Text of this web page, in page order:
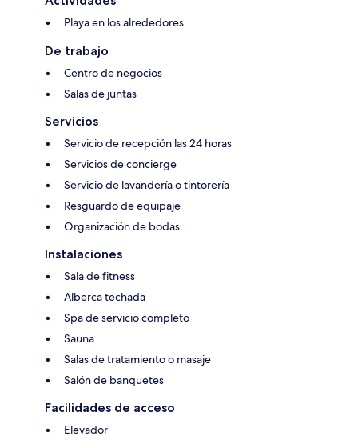
Playa en los alrededores
De trabajo
Centro de negocios
Salas de juntas
Servicios
Servicio de recepción las 24 horas
Servicios de concierge
Servicio de lavandería o tintorería
Resguardo de equipaje
Organización de bodas
Instalaciones
Sala de fitness
Alberca techada
Spa de servicio completo
Sauna
Salas de tratamiento o masaje
Salón de banquetes
Facilidades de acceso
Elevador